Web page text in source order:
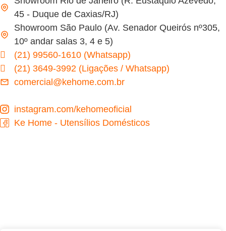
45 - Duque de Caxias/RJ)
Showroom São Paulo (Av. Senador Queirós nº305,
10º andar salas 3, 4 e 5)
(21) 99560-1610 (Whatsapp)
(21) 3649-3992 (Ligações / Whatsapp)
comercial@kehome.com.br
instagram.com/kehomeoficial
Ke Home - Utensílios Domésticos